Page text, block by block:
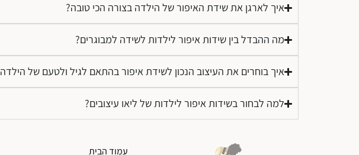
איך לארגן את שידת האיפור של הילדה בצורה הכי טובה?
מה ההבדל בין שידות איפור לילדות לשידה למבוגרים?
איך בוחרים את העיצוב הנכון לשידת איפור בהתאם לגיל ולטעם של
למה לבחור בשידות איפור לילדות של ליאו עיצובים?
עמוד הבית